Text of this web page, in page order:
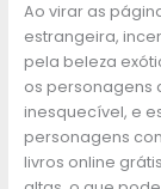
Ao virar as
estrangeira,
pela beleza
os personagens
inesquecível, e
personagens
livros online